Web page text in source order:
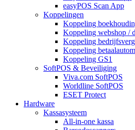
easyPOS Scan App
Koppelingen
Koppeling
Koppeling webshop /
Koppeling
Koppeling
Koppeling GS1
SoftPOS & Beveiliging
Viva.com SoftPOS
Worldline SoftPOS
ESET Protect
Hardware
Kassasysteem
All-in-one kassa